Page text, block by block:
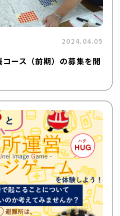
2024.04.05
ース（前期）の募集を開